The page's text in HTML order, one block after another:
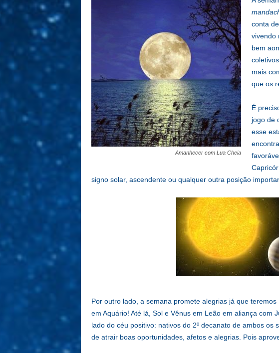
Amanhecer com Lua Cheia
conta
vivendo
bem
mais
que os
É
jogo de
esse
signo solar, ascendente ou qualquer outra posição
Por outro lado, a semana promete alegrias já que
em Aquário! Até lá, Sol e Vênus em Leão em aliança com
lado do céu positivo: nativos do 2º decanato de ambos os
de atrair boas oportunidades, afetos e alegrias. Pois